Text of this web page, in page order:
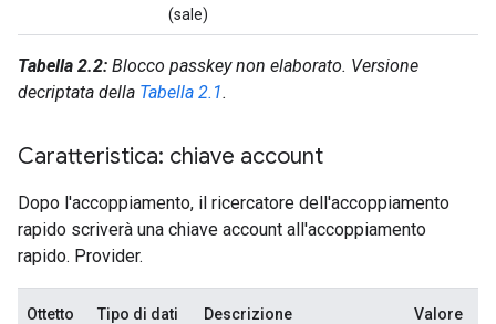
(sale)
Tabella 2.2: Blocco passkey non elaborato. Versione
decriptata della Tabella 2.1.
Caratteristica: chiave account
Dopo l'accoppiamento, il ricercatore dell'accoppiamento
rapido scriverà una chiave account all'accoppiamento
rapido. Provider.
Ottetto Tipo di dati Descrizione Valore